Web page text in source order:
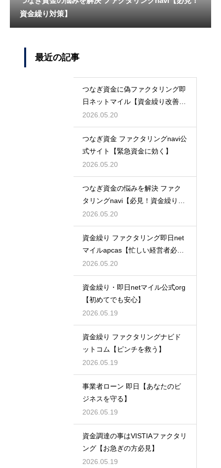
資金繰り対策】
最近の記事
つなぎ資金に偽ファクタリング即
日ネットマイル【資金繰り改善に
最適】
2026.05.20
つなぎ資金 ファクタリングnavi公
式サイト【緊急資金に効く】
2026.05.20
つなぎ資金の悩みを解決 ファク
タリングnavi【必見！資金繰り対
策】
2026.05.20
資金繰り ファクタリング即日net
マイルapcas【忙しい経営者必
見】
2026.05.20
資金繰り・即日netマイル公式org
【初めてでも安心】
2026.05.19
資金繰り ファクタリングナビド
ットコム【ピンチを救う】
2026.05.19
事業者ローン 即日【あなたのビ
ジネスを守る】
2026.05.19
資金調達の事はVISTIAファクタリ
ング【お急ぎの方必見】
2026.05.19